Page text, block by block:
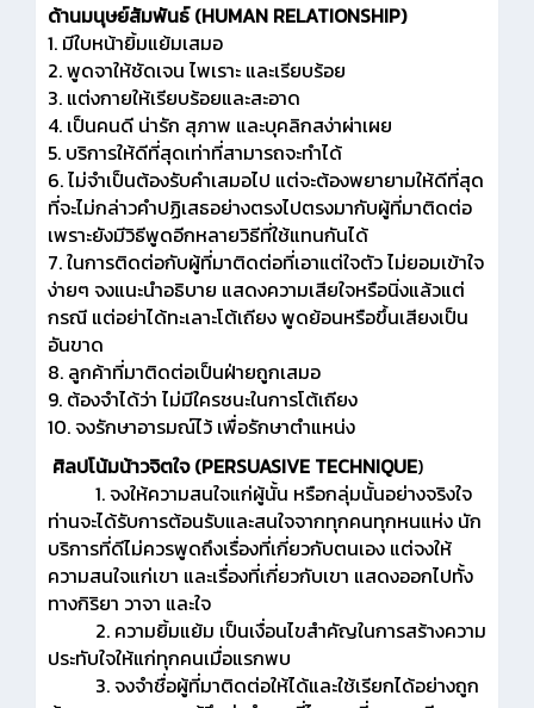
ด้านมนุษย์สัมพันธ์ (HUMAN RELATIONSHIP)
1. มีใบหน้ายิ้มแย้มเสมอ
2. พูดจาให้ชัดเจน ไพเราะ และเรียบร้อย
3. แต่งกายให้เรียบร้อยและสะอาด
4. เป็นคนดี น่ารัก สุภาพ และบุคลิกสง่าผ่าเผย
5. บริการให้ดีที่สุดเท่าที่สามารถจะทำได้
6. ไม่จำเป็นต้องรับคำเสมอไป แต่จะต้องพยายามให้ดีที่สุด
ที่จะไม่กล่าวคำปฏิเสธอย่างตรงไปตรงมากับผู้ที่มาติดต่อ
เพราะยังมีวิธีพูดอีกหลายวิธีที่ใช้แทนกันได้
7. ในการติดต่อกับผู้ที่มาติดต่อที่เอาแต่ใจตัว ไม่ยอมเข้าใจ
ง่ายๆ จงแนะนำอธิบาย แสดงความเสียใจหรือนิ่งแล้วแต่
กรณี แต่อย่าได้ทะเลาะโต้เถียง พูดย้อนหรือขึ้นเสียงเป็น
อันขาด
8. ลูกค้าที่มาติดต่อเป็นฝ่ายถูกเสมอ
9. ต้องจำได้ว่า ไม่มีใครชนะในการโต้เถียง
10. จงรักษาอารมณ์ไว้ เพื่อรักษาตำแหน่ง
ศิลปโน้มน้าวจิตใจ (PERSUASIVE TECHNIQUE)
1. จงให้ความสนใจแก่ผู้นั้น หรือกลุ่มนั้นอย่างจริงใจ
ท่านจะได้รับการต้อนรับและสนใจจากทุกคนทุกหนแห่ง นัก
บริการที่ดีไม่ควรพูดถึงเรื่องที่เกี่ยวกับตนเอง แต่จงให้
ความสนใจแก่เขา และเรื่องที่เกี่ยวกับเขา แสดงออกไปทั้ง
ทางกิริยา วาจา และใจ
2. ความยิ้มแย้ม เป็นเงื่อนไขสำคัญในการสร้างความ
ประทับใจให้แก่ทุกคนเมื่อแรกพบ
3. จงจำชื่อผู้ที่มาติดต่อให้ได้และใช้เรียกได้อย่างถูก